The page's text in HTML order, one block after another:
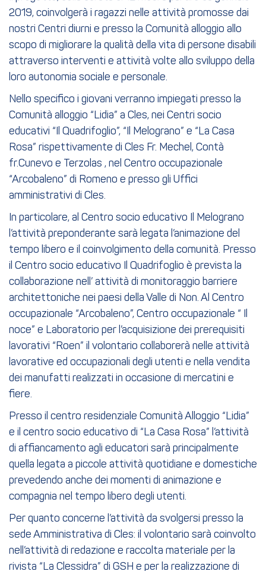
2019, coinvolgerà i ragazzi nelle attività promosse dai
nostri Centri diurni e presso la Comunità alloggio allo
scopo di migliorare la qualità della vita di persone disabili
attraverso interventi e attività volte allo sviluppo della
loro autonomia sociale e personale.
Nello specifico i giovani verranno impiegati presso la
Comunità alloggio “Lidia” a Cles, nei Centri socio
educativi “Il Quadrifoglio”, “Il Melograno” e “La Casa
Rosa” rispettivamente di Cles Fr. Mechel, Contà
fr.Cunevo e Terzolas , nel Centro occupazionale
“Arcobaleno” di Romeno e presso gli Uffici
amministrativi di Cles.
In particolare, al Centro socio educativo Il Melograno
l’attività preponderante sarà legata l’animazione del
tempo libero e il coinvolgimento della comunità. Presso
il Centro socio educativo Il Quadrifoglio è prevista la
collaborazione nell’ attività di monitoraggio barriere
architettoniche nei paesi della Valle di Non. Al Centro
occupazionale “Arcobaleno”, Centro occupazionale “ Il
noce” e Laboratorio per l’acquisizione dei prerequisiti
lavorativi “Roen” il volontario collaborerà nelle attività
lavorative ed occupazionali degli utenti e nella vendita
dei manufatti realizzati in occasione di mercatini e
fiere.
Presso il centro residenziale Comunità Alloggio “Lidia”
e il centro socio educativo di “La Casa Rosa” l’attività
di affiancamento agli educatori sarà principalmente
quella legata a piccole attività quotidiane e domestiche
prevedendo anche dei momenti di animazione e
compagnia nel tempo libero degli utenti.
Per quanto concerne l’attività da svolgersi presso la
sede Amministrativa di Cles: il volontario sarà coinvolto
nell’attività di redazione e raccolta materiale per la
rivista “La Clessidra” di GSH e per la realizzazione di